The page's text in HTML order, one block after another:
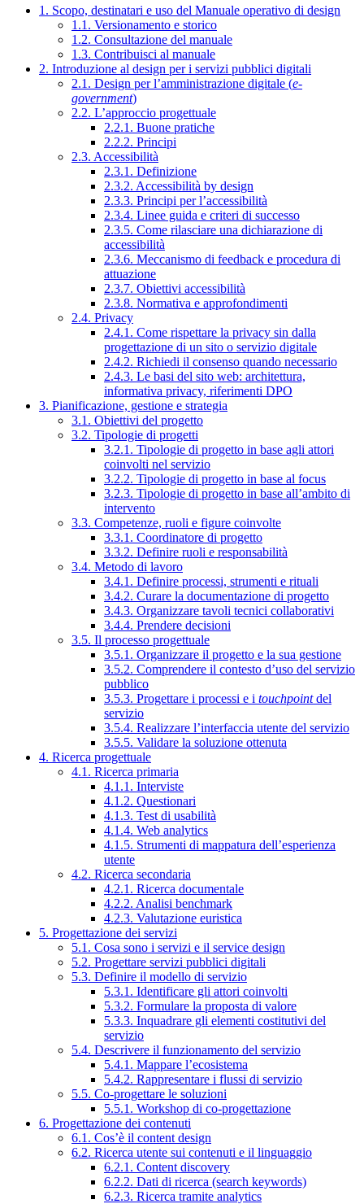
1. Scopo, destinatari e uso del Manuale operativo di design
1.1. Versionamento e storico
1.2. Consultazione del manuale
1.3. Contribuisci al manuale
2. Introduzione al design per i servizi pubblici digitali
2.1. Design per l’amministrazione digitale (e-
government)
2.2. L’approccio progettuale
2.2.1. Buone pratiche
2.2.2. Principi
2.3. Accessibilità
2.3.1. Definizione
2.3.2. Accessibilità by design
2.3.3. Principi per l’accessibilità
2.3.4. Linee guida e criteri di successo
2.3.5. Come rilasciare una dichiarazione di
accessibilità
2.3.6. Meccanismo di feedback e procedura di
attuazione
2.3.7. Obiettivi accessibilità
2.3.8. Normativa e approfondimenti
2.4. Privacy
2.4.1. Come rispettare la privacy sin dalla
progettazione di un sito o servizio digitale
2.4.2. Richiedi il consenso quando necessario
2.4.3. Le basi del sito web: architettura,
informativa privacy, riferimenti DPO
3. Pianificazione, gestione e strategia
3.1. Obiettivi del progetto
3.2. Tipologie di progetti
3.2.1. Tipologie di progetto in base agli attori
coinvolti nel servizio
3.2.2. Tipologie di progetto in base al focus
3.2.3. Tipologie di progetto in base all’ambito di
intervento
3.3. Competenze, ruoli e figure coinvolte
3.3.1. Coordinatore di progetto
3.3.2. Definire ruoli e responsabilità
3.4. Metodo di lavoro
3.4.1. Definire processi, strumenti e rituali
3.4.2. Curare la documentazione di progetto
3.4.3. Organizzare tavoli tecnici collaborativi
3.4.4. Prendere decisioni
3.5. Il processo progettuale
3.5.1. Organizzare il progetto e la sua gestione
3.5.2. Comprendere il contesto d’uso del servizio
pubblico
3.5.3. Progettare i processi e i touchpointdel
servizio
3.5.4. Realizzare l’interfaccia utente del servizio
3.5.5. Validare la soluzione ottenuta
4. Ricerca progettuale
4.1. Ricerca primaria
4.1.1. Interviste
4.1.2. Questionari
4.1.3. Test di usabilità
4.1.4. Web analytics
4.1.5. Strumenti di mappatura dell’esperienza
utente
4.2. Ricerca secondaria
4.2.1. Ricerca documentale
4.2.2. Analisi benchmark
4.2.3. Valutazione euristica
5. Progettazione dei servizi
5.1. Cosa sono i servizi e il service design
5.2. Progettare servizi pubblici digitali
5.3. Definire il modello di servizio
5.3.1. Identificare gli attori coinvolti
5.3.2. Formulare la proposta di valore
5.3.3. Inquadrare gli elementi costitutivi del
servizio
5.4. Descrivere il funzionamento del servizio
5.4.1. Mappare l’ecosistema
5.4.2. Rappresentare i flussi di servizio
5.5. Co-progettare le soluzioni
5.5.1. Workshop di co-progettazione
6. Progettazione dei contenuti
6.1. Cos’è il content design
6.2. Ricerca utente sui contenuti e il linguaggio
6.2.1. Content discovery
6.2.2. Dati di ricerca (search keywords)
6.2.3. Ricerca tramite analytics